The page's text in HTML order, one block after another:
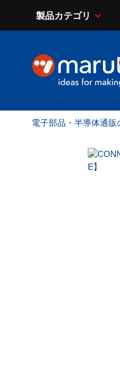
製品カテゴリ
電子部品・半導体通